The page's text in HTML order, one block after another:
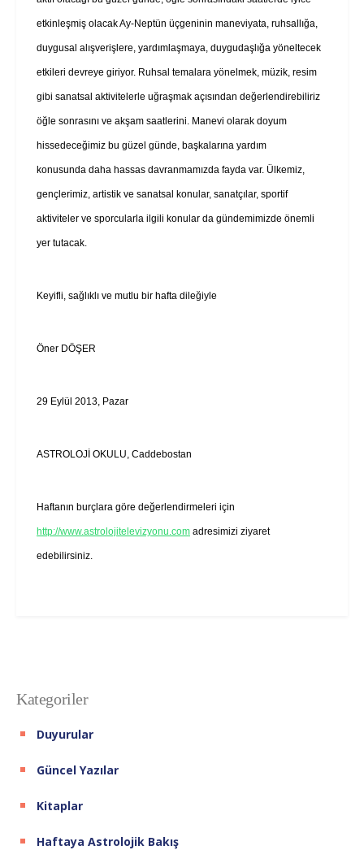
etkinleşmiş olacak Ay-Neptün üçgeninin maneviyata, ruhsallığa,
duygusal alışverişlere, yardımlaşmaya, duygudaşlığa yöneltecek
etkileri devreye giriyor. Ruhsal temalara yönelmek, müzik, resim
gibi sanatsal aktivitelerle uğraşmak açısından değerlendirebiliriz
öğle sonrasını ve akşam saatlerini. Manevi olarak doyum
hissedeceğimiz bu güzel günde, başkalarına yardım
konusunda daha hassas davranmamızda fayda var. Ülkemiz,
gençlerimiz, artistik ve sanatsal konular, sanatçılar, sportif
aktiviteler ve sporcularla ilgili konular da gündemimizde önemli
yer tutacak.
Keyifli, sağlıklı ve mutlu bir hafta dileğiyle
Öner DÖŞER
29 Eylül 2013, Pazar
ASTROLOJİ OKULU, Caddebostan
Haftanın burçlara göre değerlendirmeleri için
http://www.astrolojitelevizyonu.com adresimizi ziyaret
edebilirsiniz.
Kategoriler
Duyurular
Güncel Yazılar
Kitaplar
Haftaya Astrolojik Bakış